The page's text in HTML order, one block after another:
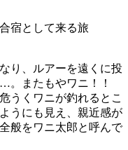
宿として来る旅
り、ルアーを遠くに投
またもやワニ！！
うくワニが釣れるとこ
うにも見え、親近感が
般をワニ太郎と呼んで